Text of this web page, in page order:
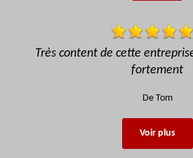
Très content de cette
fortement
De Tom
Voir plus